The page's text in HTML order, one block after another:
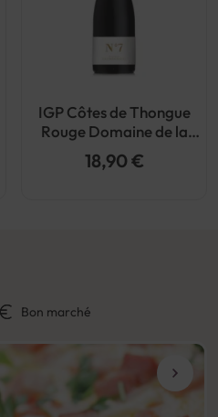
IGP Côtes de Thongue
Rouge Domaine de la
Croix Belle Cuvee N°7
2019
18,90 €
Bon marché